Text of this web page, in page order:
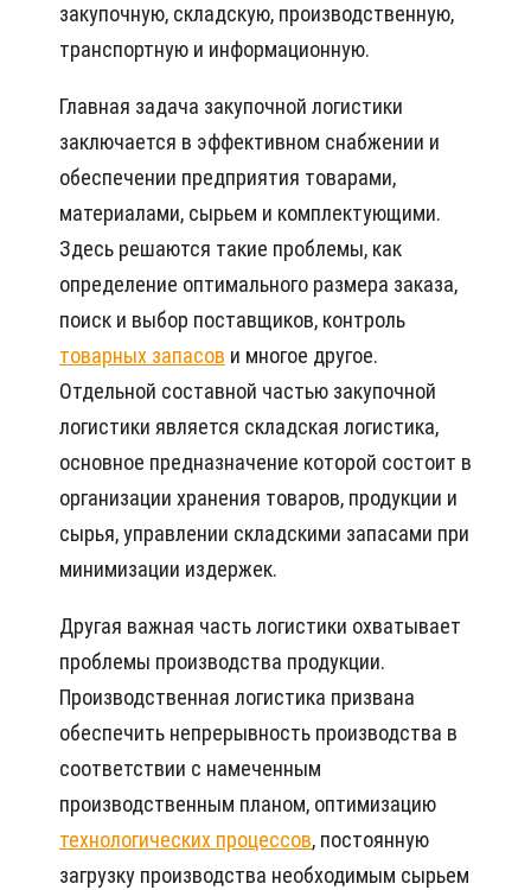
закупочную, складскую, производственную,
транспортную и информационную.
Главная задача закупочной логистики
заключается в эффективном снабжении и
обеспечении предприятия товарами,
материалами, сырьем и комплектующими.
Здесь решаются такие проблемы, как
определение оптимального размера заказа,
поиск и выбор поставщиков, контроль
товарных запасов и многое другое.
Отдельной составной частью закупочной
логистики является складская логистика,
основное предназначение которой состоит в
организации хранения товаров, продукции и
сырья, управлении складскими запасами при
минимизации издержек.
Другая важная часть логистики охватывает
проблемы производства продукции.
Производственная логистика призвана
обеспечить непрерывность производства в
соответствии с намеченным
производственным планом, оптимизацию
технологических процессов, постоянную
загрузку производства необходимым сырьем